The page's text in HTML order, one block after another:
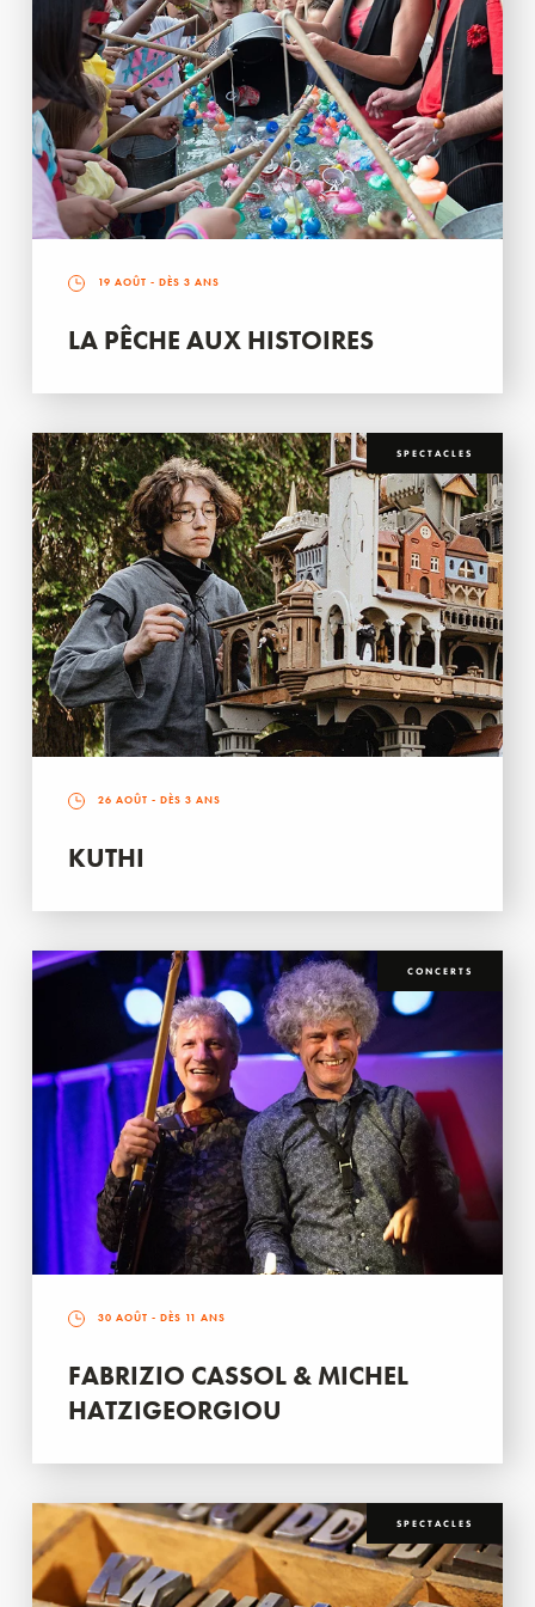
19 AOÛT - DÈS 3 ANS
LA PÊCHE AUX HISTOIRES
SPECTACLES
26 AOÛT - DÈS 3 ANS
KUTHI
CONCERTS
30 AOÛT - DÈS 11 ANS
FABRIZIO CASSOL & MICHEL
HATZIGEORGIOU
SPECTACLES